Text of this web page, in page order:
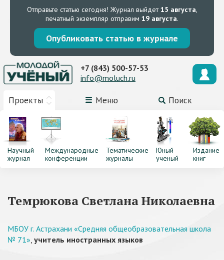
Отправьте статью сегодня! Журнал выйдет15 августа,
печатный экземпляр отправим 19 августа.
Опубликовать статью в журнале
Проекты Меню Поиск
+7 (843) 500-57-53
info@moluch.ru
Научный
журнал
Международные
конференции
Тематические
журналы
Юный
ученый
Издание
книг
Темрюкова Светлана Николаевна
МБОУ г. Астрахани «Средняя общеобразовательная школа
№ 71», учитель иностранных языков